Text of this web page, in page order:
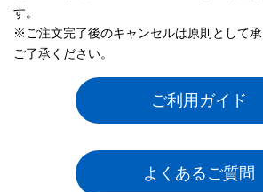
す。
※ご注文完了後のキャンセルは原則として
ご了承ください。
ご利用ガイド
よくあるご質問